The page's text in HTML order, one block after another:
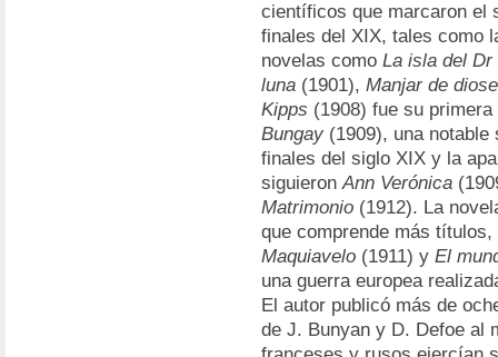
científicos que marcaron el
finales del XIX, tales como
novelas como La isla del Dr
luna (1901), Manjar de
Kipps (1908) fue su
Bungay (1909), una
finales del siglo XIX y la
siguieronAnn Verónica
Matrimonio (1912). La
que comprende más
Maquiavelo (1911) y El
una guerra europea
El autor publicó más de
de J. Bunyan y D. Defoe al